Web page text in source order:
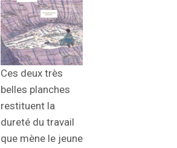
Ces deux très
belles planches
restituent la
dureté du travail
que mène le jeune